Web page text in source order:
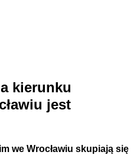
kierunku
jest
we Wrocławiu skupiają się